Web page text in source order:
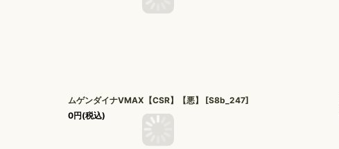
ムゲンダイナVMAX【CSR】【悪】 [S8b_247]
0円(税込)